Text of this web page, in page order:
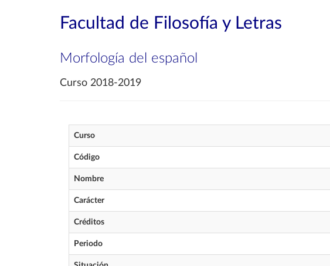
Facultad de Filosofía y Letras
Morfología del español
Curso 2018-2019
Curso
Código
Nombre
Carácter
Créditos
Periodo